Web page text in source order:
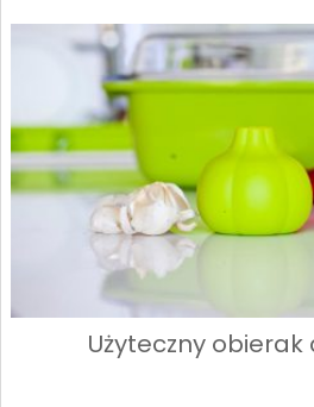
Użyteczny obierak